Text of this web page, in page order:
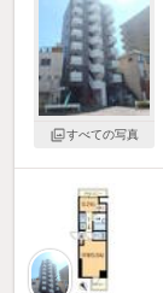
すべての写真